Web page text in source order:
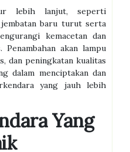
lebih lanjut, seperti
jembatan baru turut serta
kemacetan dan
akan lampu
dan peningkatan kualitas
dalam menciptakan dan
yang jauh lebih
Yang